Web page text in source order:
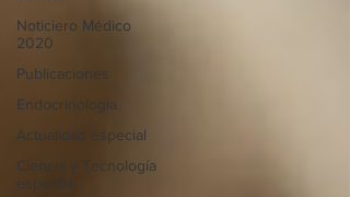
Noticiero Médico
2020
Publicaciones
Endocrinología
Actualidad especial
Ciencia y Tecnología
especial